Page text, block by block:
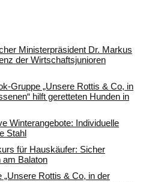
Ministerpräsident Dr. Markus
der Wirtschaftsjunioren
Gruppe „Unsere Rottis & Co, in
hilft geretteten Hunden in
Winterangebote: Individuelle
Stahl
für Hauskäufer: Sicher
am Balaton
„Unsere Rottis & Co, in der